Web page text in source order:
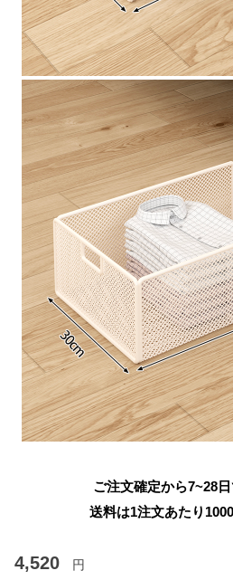
ご注文確定から7~28
送料は1注文あたり 1000
4,520 円